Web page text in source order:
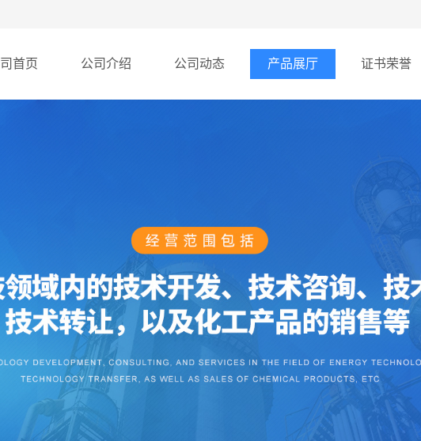
首页 公司介绍 公司动态 产品展厅 证书荣誉